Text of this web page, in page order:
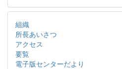
組織
所長あいさつ
アクセス
要覧
電子版センターだより